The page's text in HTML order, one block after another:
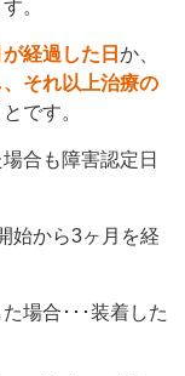
。
経過した日 か、
それ以上治療の
です。
合も障害認定日
始から3ヶ月を経
場合･･･装着した